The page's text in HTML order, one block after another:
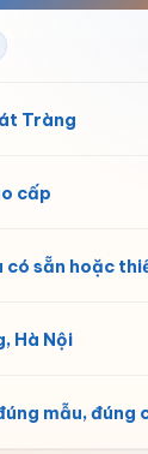
Tràng
cấp
có sẵn hoặc
Hà Nội
mẫu, đúng